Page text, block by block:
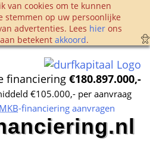
van cookies om te kunnen
op uw persoonlijke
advertenties. Lees hier ons
betekent akkoord.
financiering €180.897.000,-
€105.000,- per aanvraag
MKB-financiering aanvragen